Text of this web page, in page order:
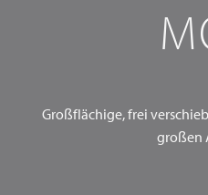
Großflächige, frei
großen